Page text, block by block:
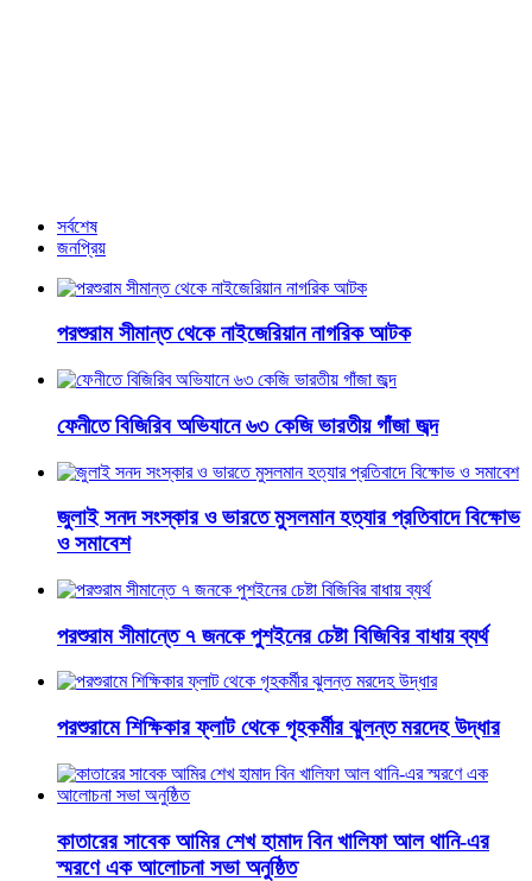
সর্বশেষ
জনপ্রিয়
পরশুরাম সীমান্ত থেকে নাইজেরিয়ান নাগরিক আটক
ফেনীতে বিজিরিব অভিযানে ৬৩ কেজি ভারতীয় গাঁজা জব্দ
জুলাই সনদ সংস্কার ও ভারতে মুসলমান হত্যার প্রতিবাদে বিক্ষোভ
ও সমাবেশ
পরশুরাম সীমান্তে ৭ জনকে পুশইনের চেষ্টা বিজিবির বাধায় ব্যর্থ
পরশুরামে শিক্ষিকার ফ্লাট থেকে গৃহকর্মীর ঝুলন্ত মরদেহ উদ্ধার
কাতারের সাবেক আমির শেখ হামাদ বিন খালিফা আল থানি-এর
স্মরণে এক আলোচনা সভা অনুষ্ঠিত